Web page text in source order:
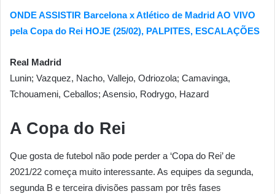
ONDE ASSISTIR Barcelona x Atlético de Madrid AO VIVO
pela Copa do Rei HOJE (25/02), PALPITES, ESCALAÇÕES
Real Madrid
Lunin; Vazquez, Nacho, Vallejo, Odriozola; Camavinga,
Tchouameni, Ceballos; Asensio, Rodrygo, Hazard
A Copa do Rei
Que gosta de futebol não pode perder a ‘Copa do Rei’ de
2021/22 começa muito interessante. As equipes da segunda,
segunda B e terceira divisões passam por três fases